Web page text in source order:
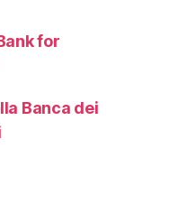
for
Banca dei